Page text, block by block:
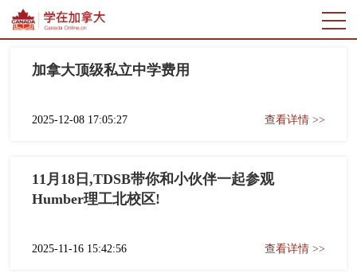
加拿大顶级私立中学费用
2025-12-08 17:05:27 查看详情 >>
11月18日,TDSB带你和小伙伴一起参观
Humber理工北校区!
2025-11-16 15:42:56 查看详情 >>